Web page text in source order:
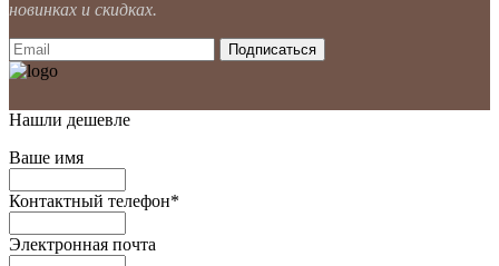
новинках и скидках.
Нашли дешевле
Ваше имя
Контактный телефон*
Электронная почта